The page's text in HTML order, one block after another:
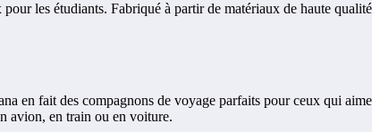
les étudiants. Fabriqué à partir de matériaux de haute
en fait des compagnons de voyage parfaits pour ceux qui
avion, en train ou en voiture.